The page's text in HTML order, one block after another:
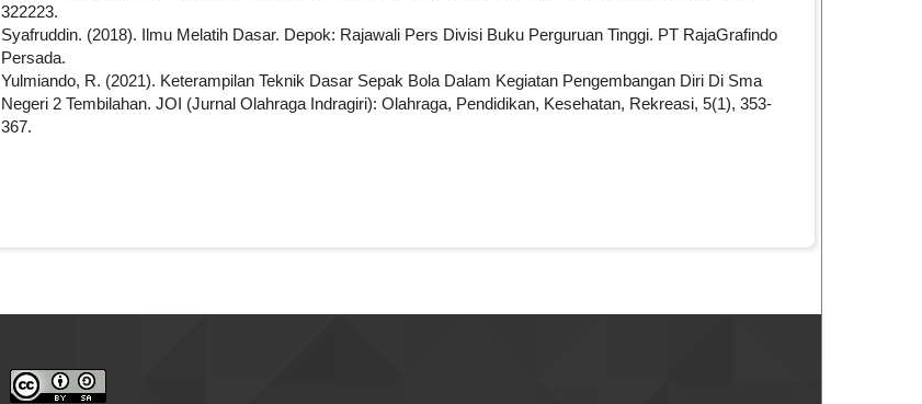
322223.
Syafruddin. (2018). Ilmu Melatih Dasar. Depok: Rajawali Pers Divisi Buku Perguruan Tinggi. PT RajaGrafindo
Persada.
Yulmiando, R. (2021). Keterampilan Teknik Dasar Sepak Bola Dalam Kegiatan Pengembangan Diri Di Sma
Negeri 2 Tembilahan. JOI (Jurnal Olahraga Indragiri): Olahraga, Pendidikan, Kesehatan, Rekreasi, 5(1), 353-
367.